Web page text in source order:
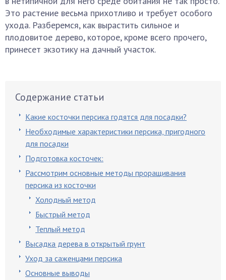
Это растение весьма прихотливо и требует особого
ухода. Разберемся, как вырастить сильное и
плодовитое дерево, которое, кроме всего прочего,
принесет экзотику на дачный участок.
Содержание статьи
Какие косточки персика годятся для посадки?
Необходимые характеристики персика, пригодного
для посадки
Подготовка косточек:
Рассмотрим основные методы проращивания
персика из косточки
Холодный метод
Быстрый метод
Теплый метод
Высадка дерева в открытый грунт
Уход за саженцами персика
Основные выводы